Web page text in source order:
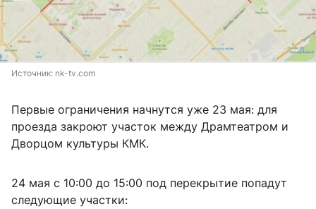
Источник: nk-tv.com
Первые ограничения начнутся уже 23 мая: для
проезда закроют участок между Драмтеатром и
Дворцом культуры КМК.
24 мая с 10:00 до 15:00 под перекрытие попадут
следующие участки: